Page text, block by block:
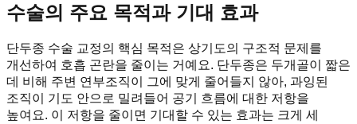
수술의 주요 목적과 기대 효과
단두종 수술 교정의 핵심 목적은 상기도의 구조적 문제를
개선하여 호흡 곤란을 줄이는 거예요. 단두종은 두개골이 짧은
데 비해 주변 연부조직이 그에 맞게 줄어들지 않아, 과잉된
조직이 기도 안으로 밀려들어 공기 흐름에 대한 저항을
높여요. 이 저항을 줄이면 기대할 수 있는 효과는 크게 세